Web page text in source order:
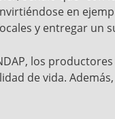
en
y entregar un
los
de vida.